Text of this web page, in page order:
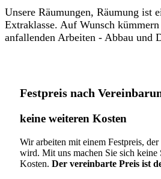
Unsere Räumungen, Räumung ist
Extraklasse. Auf Wunsch
anfallenden Arbeiten - Abbau und
Festpreis nach
keine weiteren Kosten
Wir arbeiten mit einem Festpreis,
wird. Mit uns machen Sie sich keine
Kosten. Der vereinbarte Preis ist